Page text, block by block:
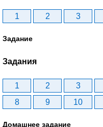
1 2 3
Задание
Задания
1 2 3
8
9 10
Домашнее задание